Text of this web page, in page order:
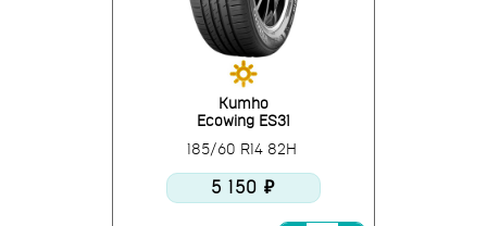
Kumho
Ecowing ES31
185/60 R14 82H
5 150 ₽